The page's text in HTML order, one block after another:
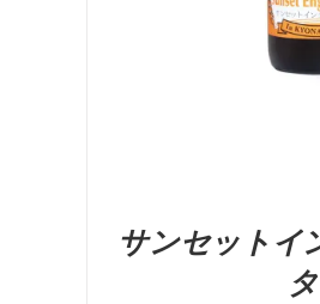
サンセットイ